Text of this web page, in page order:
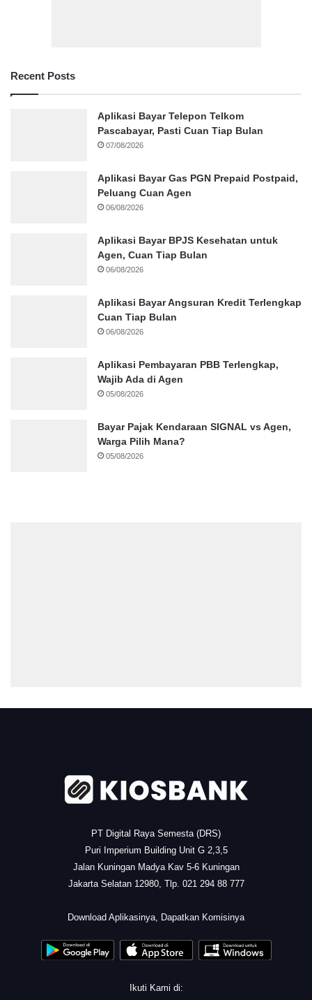
Recent Posts
Aplikasi Bayar Telepon Telkom
Pascabayar, Pasti Cuan Tiap Bulan
07/08/2026
Aplikasi Bayar Gas PGN Prepaid Postpaid,
Peluang Cuan Agen
06/08/2026
Aplikasi Bayar BPJS Kesehatan untuk
Agen, Cuan Tiap Bulan
06/08/2026
Aplikasi Bayar Angsuran Kredit Terlengkap
Cuan Tiap Bulan
06/08/2026
Aplikasi Pembayaran PBB Terlengkap,
Wajib Ada di Agen
05/08/2026
Bayar Pajak Kendaraan SIGNAL vs Agen,
Warga Pilih Mana?
05/08/2026
PT Digital Raya Semesta (DRS)
Puri Imperium Building Unit G 2,3,5
Jalan Kuningan Madya Kav 5-6 Kuningan
Jakarta Selatan 12980, Tlp. 021 294 88 777
Download Aplikasinya, Dapatkan Komisinya
Ikuti Kami di: